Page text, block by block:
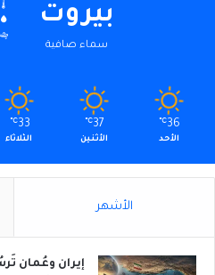
بيروت
سماء صافية
36
℃
الأحد
37
℃
الأثنين
33
℃
الثلاثاء
الأشهر
إيران وعُمان